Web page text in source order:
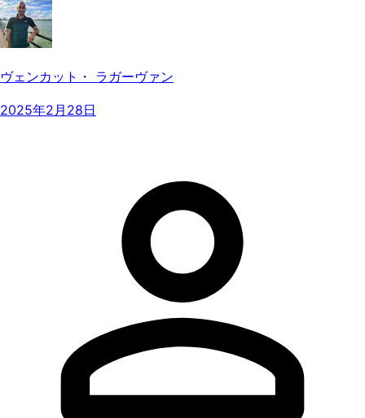
ヴェンカット・ ラガーヴァン
2025年2月28日